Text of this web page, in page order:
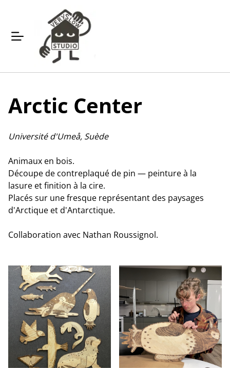
Arctic Center
Université d'Umeå, Suède
Animaux en bois.
Découpe de contreplaqué de pin — peinture à la
lasure et finition à la cire.
Placés sur une fresque représentant des paysages
d'Arctique et d'Antarctique.
Collaboration avec Nathan Roussignol.